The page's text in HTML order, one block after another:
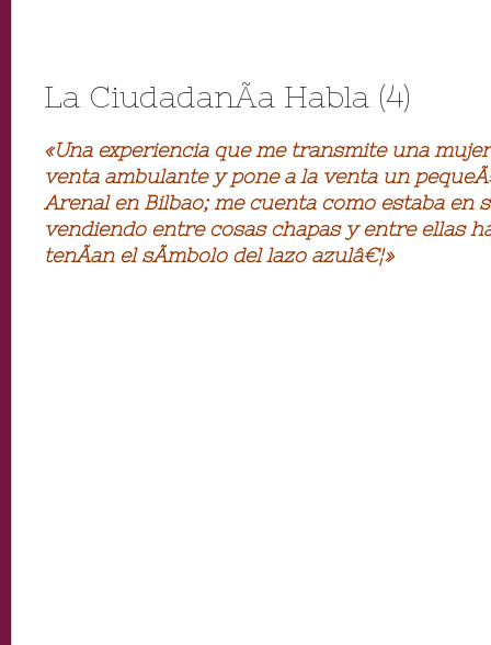
La CiudadanÃ­a Habla (4)
«Una experiencia que me transmite una
venta ambulante y pone a la venta un
Arenal en Bilbao; me cuenta como estaba en
vendiendo entre cosas chapas y entre ellas
tenÃ­an el sÃ­mbolo del lazo azulâ€¦»